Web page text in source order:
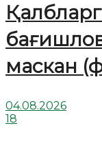
маскан
04.08.2026
18